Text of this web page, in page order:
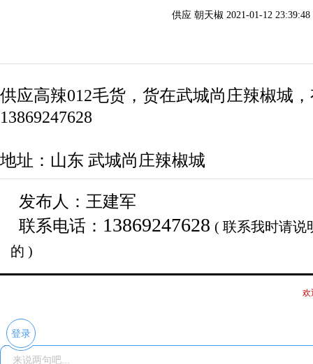
供应 朝天椒 2021-01-12 23:39:48
供应高辣012毛货，货在武城尚庄辣椒城
13869247628
地址：山东 武城尚庄辣椒城
发布人：王建军
联系电话： 13869247628 ( 联系我时请说
的 )
欢
登录